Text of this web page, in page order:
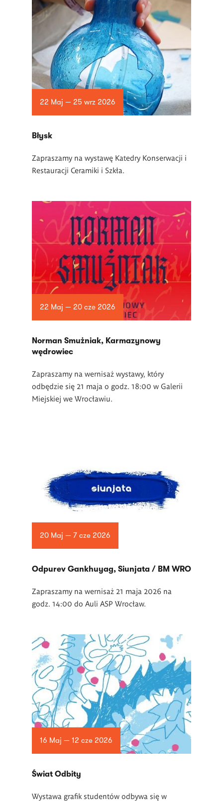
22 Maj — 25 wrz 2026
Błysk
Zapraszamy na wystawę Katedry Konserwacji i
Restauracji Ceramiki i Szkła.
22 Maj — 20 cze 2026
Norman Smużniak, Karmazynowy
wędrowiec
Zapraszamy na wernisaż wystawy, który
odbędzie się 21 maja o godz. 18:00 w Galerii
Miejskiej we Wrocławiu.
20 Maj — 7 cze 2026
Odpurev Gankhuyag, Siunjata / BM WRO
Zapraszamy na wernisaż 21 maja 2026 na
godz. 14:00 do Auli ASP Wrocław.
16 Maj — 12 cze 2026
Świat Odbity
Wystawa grafik studentów odbywa się w